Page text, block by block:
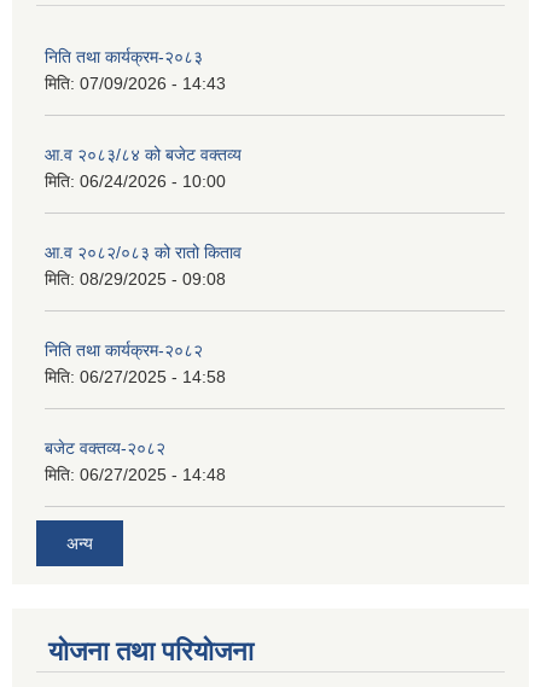
निति तथा कार्यक्रम-२०८३
मिति: 07/09/2026 - 14:43
आ.व २०८३/८४ को बजेट वक्तव्य
मिति: 06/24/2026 - 10:00
आ.व २०८२/०८३ को रातो किताव
मिति: 08/29/2025 - 09:08
निति तथा कार्यक्रम-२०८२
मिति: 06/27/2025 - 14:58
बजेट वक्तव्य-२०८२
मिति: 06/27/2025 - 14:48
अन्य
योजना तथा परियोजना